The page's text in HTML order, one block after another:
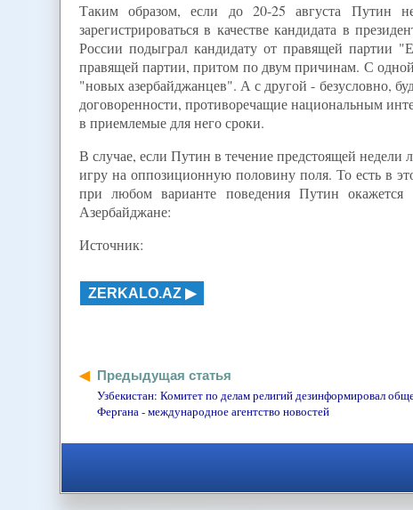
Таким образом, если до 20-25 августа Путин
зарегистрироваться в качестве кандидата в
России подыграл кандидату от правящей партии
правящей партии, притом по двум причинам. С
"новых азербайджанцев". А с другой - безусловно,
договоренности, противоречащие национальным
в приемлемые для него сроки.
В случае, если Путин в течение предстоящей
игру на оппозиционную половину поля. То есть в
при любом варианте поведения Путин окажется
Азербайджане:
Источник:
ZERKALO.AZ
Предыдущая статья
Узбекистан: Комитет по делам религий дезинформировал
Фергана - международное агентство новостей